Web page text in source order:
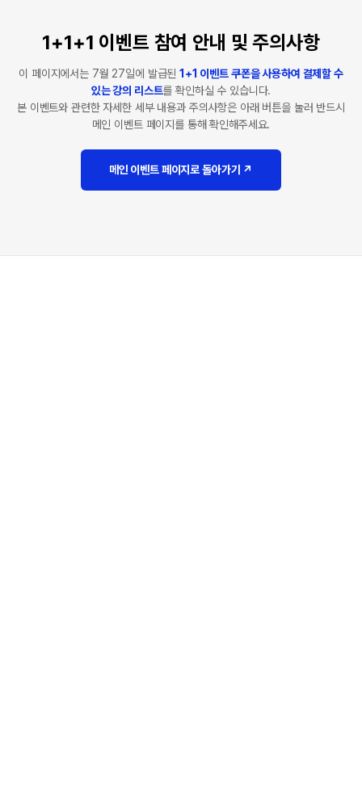
1+1+1 이벤트 참여 안내 및 주의사항
이 페이지에서는 7월 27일에 발급된1+1 이벤트 쿠폰을 사용하여 결제할 수
있는 강의 리스트를 확인하실 수 있습니다.
본 이벤트와 관련한 자세한 세부 내용과 주의사항은 아래 버튼을 눌러 반드시
메인 이벤트 페이지를 통해 확인해주세요.
메인 이벤트 페이지로 돌아가기 ↗